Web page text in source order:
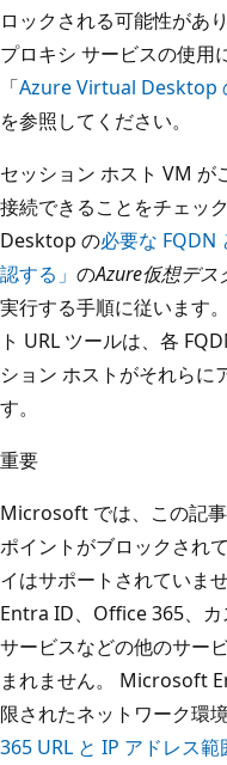
ロックされる可能性があ
プロキシ サービスの使用
「Azure Virtual Desktop
を参照してください。
セッション ホスト VM が
接続できることをチェッ
Desktop の必要な FQDN
認する」 のAzure仮想デス
実行する手順に従います
ト URL ツールは、各
ション ホストがそれらに
す。
重要
Microsoft では、この記
ポイントがブロックされ
イはサポートされていま
Entra ID、Office 365、カ
サービスなどの他のサー
まれません。 Microsoft
限されたネットワーク環
365 URL と IP アドレス範